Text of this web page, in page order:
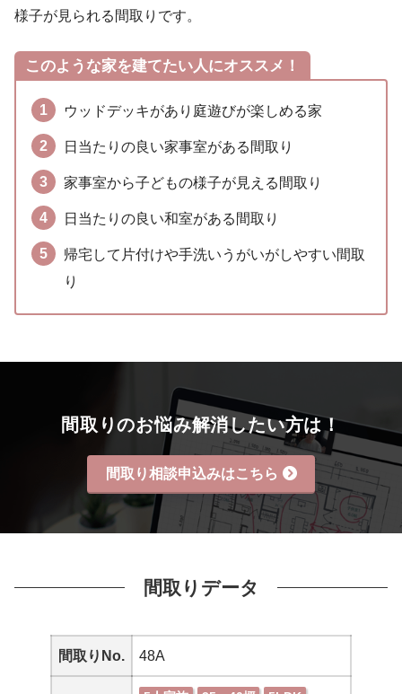
様子が見られる間取りです。
このような家を建てたい人にオススメ！
ウッドデッキがあり庭遊びが楽しめる家
日当たりの良い家事室がある間取り
家事室から子どもの様子が見える間取り
日当たりの良い和室がある間取り
帰宅して片付けや手洗いうがいがしやすい間取
り
間取りのお悩み解消したい方は！
間取り相談申込みはこちら
間取りデータ
間取りNo. 48A